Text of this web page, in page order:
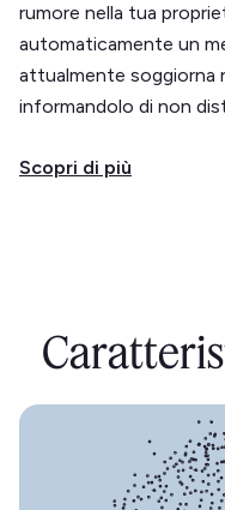
rumore nella tua
automaticamente un
attualmente soggiorna
informandolo di non
Scopri di più